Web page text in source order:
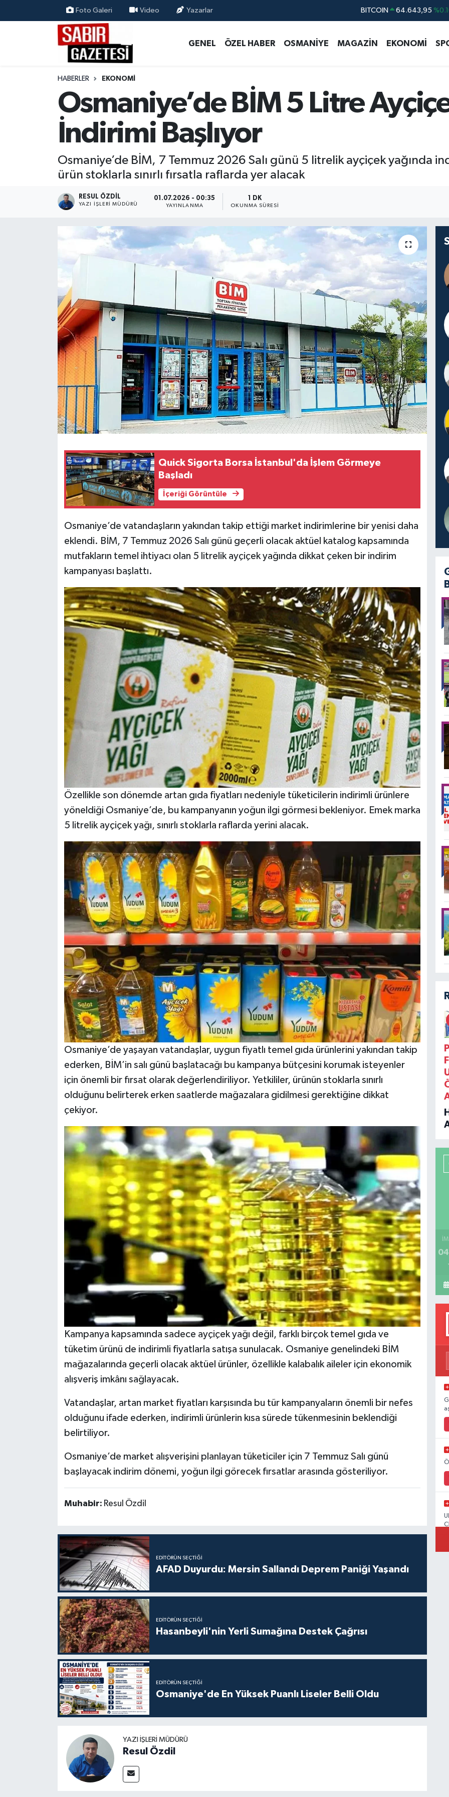
Foto Galeri Video Yazarlar DOLAR 47,6006
STERLİN 64,2398
BITCOIN 64.643,95
GENEL ÖZEL HABER OSMANİYE MAGAZİN EKONOMİ
HABERLER EKONOMI
Osmaniye’de BİM 5 Litre
İndirimi Başlıyor
Osmaniye’de BİM, 7 Temmuz 2026 Salı günü 5 litrelik ayçiçek yağında
ürün stoklarla sınırlı fırsatla raflarda yer alacak
RESUL ÖZDIL
YAZI İŞLERI MÜDÜRÜ
01.07.2026 - 00:35
YAYINLANMA
1 DK
OKUNMA SÜRESI
Quick Sigorta Borsa İstanbul'da İşlem Görmeye
Başladı
İçeriği Görüntüle
Osmaniye’de vatandaşların yakından takip ettiği market indirimlerine bir yenisi daha
eklendi. BİM, 7 Temmuz 2026 Salı günü geçerli olacak aktüel katalog kapsamında
mutfakların temel ihtiyacı olan 5 litrelik ayçiçek yağında dikkat çeken bir indirim
kampanyası başlattı.
Özellikle son dönemde artan gıda fiyatları nedeniyle tüketicilerin indirimli ürünlere
yöneldiği Osmaniye’de, bu kampanyanın yoğun ilgi görmesi bekleniyor. Emek marka
5 litrelik ayçiçek yağı, sınırlı stoklarla raflarda yerini alacak.
Osmaniye’de yaşayan vatandaşlar, uygun fiyatlı temel gıda ürünlerini yakından takip
ederken, BİM’in salı günü başlatacağı bu kampanya bütçesini korumak isteyenler
için önemli bir fırsat olarak değerlendiriliyor. Yetkililer, ürünün stoklarla sınırlı
olduğunu belirterek erken saatlerde mağazalara gidilmesi gerektiğine dikkat
çekiyor.
Kampanya kapsamında sadece ayçiçek yağı değil, farklı birçok temel gıda ve
tüketim ürünü de indirimli fiyatlarla satışa sunulacak. Osmaniye genelindeki BİM
mağazalarında geçerli olacak aktüel ürünler, özellikle kalabalık aileler için ekonomik
alışveriş imkânı sağlayacak.
Vatandaşlar, artan market fiyatları karşısında bu tür kampanyaların önemli bir nefes
olduğunu ifade ederken, indirimli ürünlerin kısa sürede tükenmesinin beklendiği
belirtiliyor.
Osmaniye’de market alışverişini planlayan tüketiciler için 7 Temmuz Salı günü
başlayacak indirim dönemi, yoğun ilgi görecek fırsatlar arasında gösteriliyor.
Muhabir: Resul Özdil
EDITÖRÜN SEÇTIĞI
AFAD Duyurdu: Mersin Sallandı Deprem Paniği Yaşandı
EDITÖRÜN SEÇTIĞI
Hasanbeyli'nin Yerli Sumağına Destek Çağrısı
EDITÖRÜN SEÇTIĞI
Osmaniye'de En Yüksek Puanlı Liseler Belli Oldu
YAZI İŞLERI MÜDÜRÜ
Resul Özdil
ÖZEL HABER
MAGAZİN
RESMİ İLANLAR
Osmaniye Nöbetçi Eczaneler
Osmaniye Hava Durumu
Osmaniye Trafik Yoğunluk Haritası
Süper Lig Puan Durumu ve Fikstür
Tüm Manşetler
Son Dakika Haberleri
Haber Arşivi